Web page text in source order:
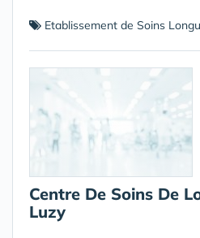
Etablissement de Soins
Centre De Soins De
Luzy